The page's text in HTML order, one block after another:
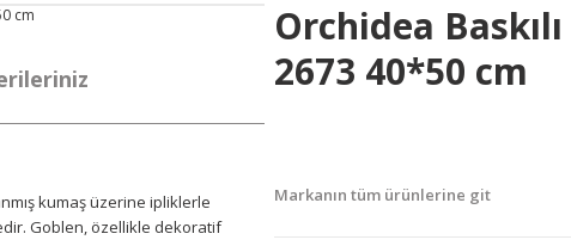
kumaş üzerine ipliklerle
Goblen, özellikle dekoratif
Orchidea
2673 40*50 cm
Markanın tüm ürünlerine git